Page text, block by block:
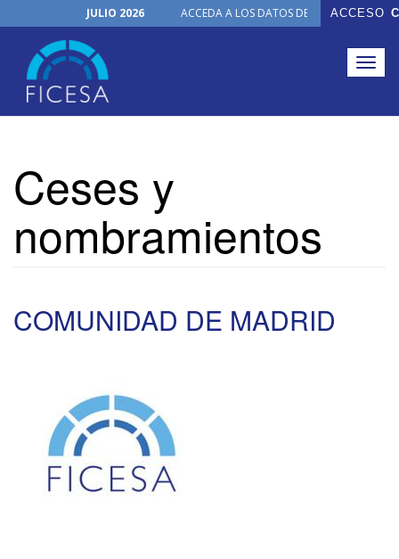
contenido
principal
JULIO 2026
Actualizaciones Junio 2026
ACCEDA A LOS DATOS DE TODOS LOS
ACCESO
Ceses y
nombramientos
COMUNIDAD DE MADRID